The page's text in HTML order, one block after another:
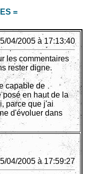
=
04/2005 à 17:13:40
les commentaires
rester digne.
capable de
en haut de la
parce que j'ai
d'évoluer dans
04/2005 à 17:59:27